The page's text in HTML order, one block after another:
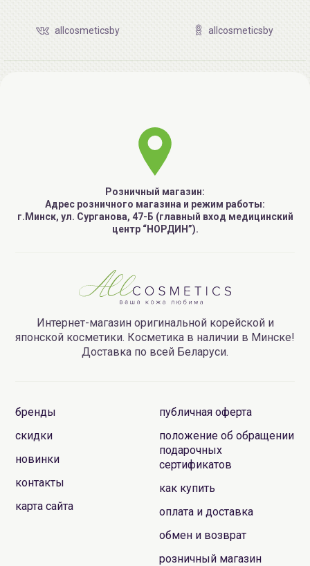
allcosmeticsby allcosmeticsby
Розничный магазин:
Адрес розничного магазина и режим работы:
г.Минск, ул. Сурганова, 47-Б (главный вход медицинский
центр “НОРДИН”).
Интернет-магазин оригинальной корейской и
японской косметики. Косметика в наличии в Минске!
Доставка по всей Беларуси.
бренды
скидки
новинки
контакты
карта сайта
публичная оферта
положение об обращении
подарочных
сертификатов
как купить
оплата и доставка
обмен и возврат
розничный магазин